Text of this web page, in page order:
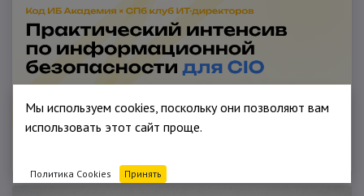
Мы используем cookies, поскольку они позволяют вам
использовать этот сайт проще.
Политика Cookies Принять